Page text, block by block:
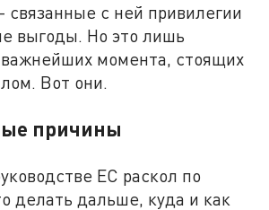
связанные с ней привилегии
выгоды. Но это лишь
важнейших момента, стоящих
Вот они.
причины
ЕС раскол по
делать дальше, куда и как